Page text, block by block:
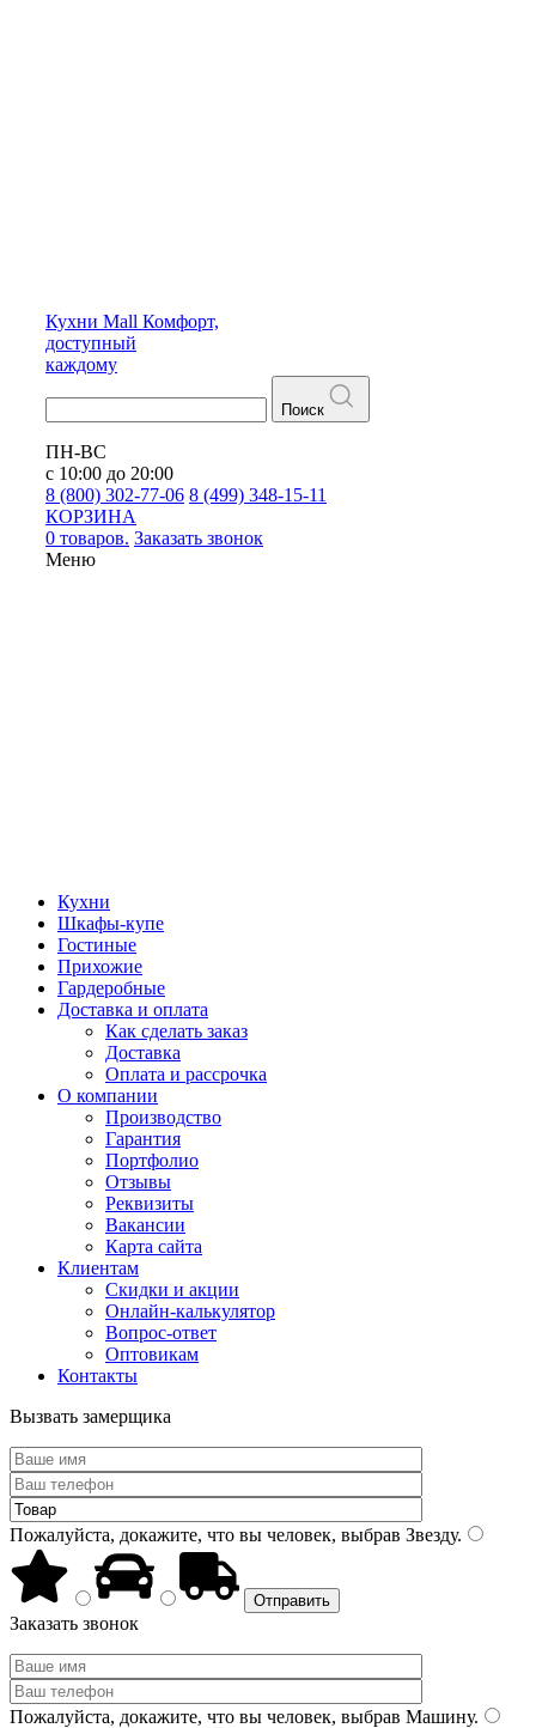
Кухни Mall Комфорт,
доступный
каждому
Поиск
ПН-ВС
с 10:00 до 20:00
8 (800) 302-77-06 8 (499) 348-15-11
КОРЗИНА
0 товаров. Заказать звонок
Меню
Кухни
Шкафы-купе
Гостиные
Прихожие
Гардеробные
Доставка и оплата
Как сделать заказ
Доставка
Оплата и рассрочка
О компании
Производство
Гарантия
Портфолио
Отзывы
Реквизиты
Вакансии
Карта сайта
Клиентам
Скидки и акции
Онлайн-калькулятор
Вопрос-ответ
Оптовикам
Контакты
Вызвать замерщика
Пожалуйста, докажите, что вы человек, выбрав Звезду.
Заказать звонок
Пожалуйста, докажите, что вы человек, выбрав Машину.